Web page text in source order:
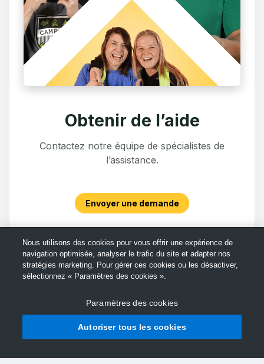
Obtenir de l’aide
Contactez notre équipe de spécialistes de
l’assistance.
Envoyer une demande
Nous utilisons des cookies pour vous offrir une expérience de
navigation optimisée, analyser le trafic du site et adapter nos
stratégies marketing. Pour gérer ces cookies ou les désactiver,
sélectionnez « Paramètres des cookies ».
Paramètres des cookies
Autoriser tous les cookies